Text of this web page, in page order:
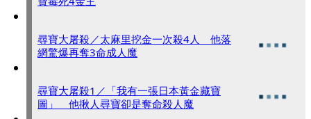
尋寶大屠殺／太麻里挖金一次殺4人 他落
網驚爆再奪3命成人魔
尋寶大屠殺1／「我有一張日本黃金藏寶
圖」 他揪人尋寶卻是奪命殺人魔